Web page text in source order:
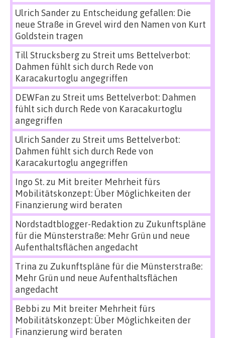
Ulrich Sanderzu Entscheidung gefallen: Die
neue Straße in Grevel wird den Namen von Kurt
Goldstein tragen
Till Strucksbergzu Streit ums Bettelverbot:
Dahmen fühlt sich durch Rede von
Karacakurtoglu angegriffen
DEWFan zu Streit ums Bettelverbot: Dahmen
fühlt sich durch Rede von Karacakurtoglu
angegriffen
Ulrich Sanderzu Streit ums Bettelverbot:
Dahmen fühlt sich durch Rede von
Karacakurtoglu angegriffen
Ingo St.zu Mit breiter Mehrheit fürs
Mobilitätskonzept: Über Möglichkeiten der
Finanzierung wird beraten
Nordstadtblogger-Redaktion zu Zukunftspläne
für die Münsterstraße: Mehr Grün und neue
Aufenthaltsflächen angedacht
Trina zu Zukunftspläne für die Münsterstraße:
Mehr Grün und neue Aufenthaltsflächen
angedacht
Bebbi zu Mit breiter Mehrheit fürs
Mobilitätskonzept: Über Möglichkeiten der
Finanzierung wird beraten